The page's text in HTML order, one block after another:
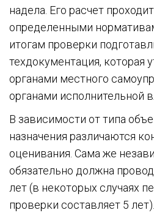
надела. Его расчет
определенными
итогам проверки
техдокументация, которая
органами местного
органами исполнительной
В зависимости от типа
назначения различаются
оценивания. Сама же
обязательно должна
лет (в некоторых случаях
проверки составляет 5 лет).